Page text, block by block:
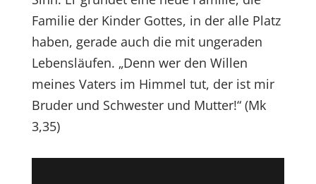
Familie der Kinder Gottes, in der alle Platz
haben, gerade auch die mit ungeraden
Lebensläufen. „Denn wer den Willen
meines Vaters im Himmel tut, der ist mir
Bruder und Schwester und Mutter!“ (Mk
3,35)